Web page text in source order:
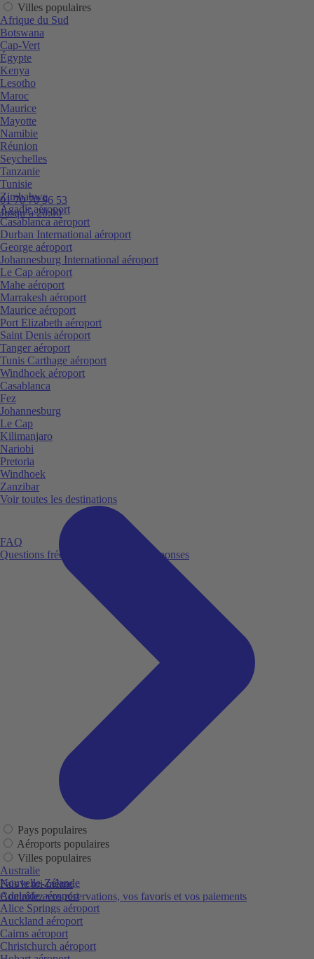
01 70 70 96 53
Jusqu’à 20:00
FAQ
Questions fréquemment posées et réponses
Fais le toi-même
Contrôlez vos réservations, vos favoris et vos paiements
Villes populaires
Afrique du Sud
Botswana
Cap-Vert
Égypte
Kenya
Lesotho
Maroc
Maurice
Mayotte
Namibie
Réunion
Seychelles
Tanzanie
Tunisie
Zimbabwe
Agadir aéroport
Casablanca aéroport
Durban International aéroport
George aéroport
Johannesburg International aéroport
Le Cap aéroport
Mahe aéroport
Marrakesh aéroport
Maurice aéroport
Port Elizabeth aéroport
Saint Denis aéroport
Tanger aéroport
Tunis Carthage aéroport
Windhoek aéroport
Casablanca
Fez
Johannesburg
Le Cap
Kilimanjaro
Nariobi
Pretoria
Windhoek
Zanzibar
Voir toutes les destinations
Pays populaires
Aéroports populaires
Villes populaires
Australie
Nouvelle-Zélande
Adelaide aéroport
Alice Springs aéroport
Auckland aéroport
Cairns aéroport
Christchurch aéroport